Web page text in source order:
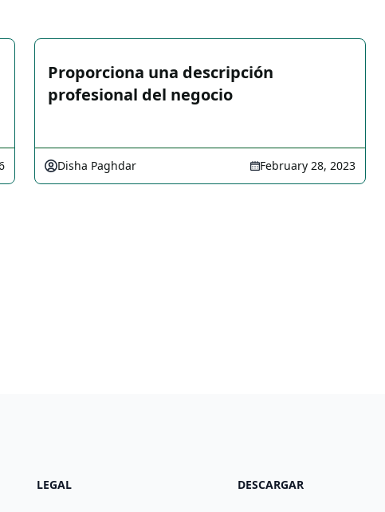
Proporciona una descripción
profesional del negocio
Disha Paghdar February 28, 2023
LEGAL DESCARGAR